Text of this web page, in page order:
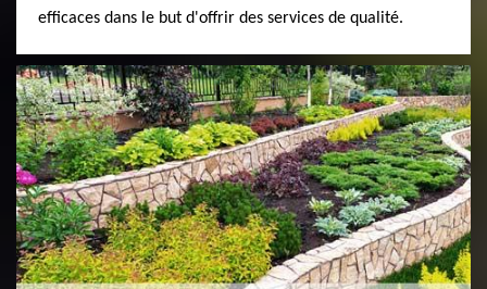
efficaces dans le but d'offrir des services de qualité.